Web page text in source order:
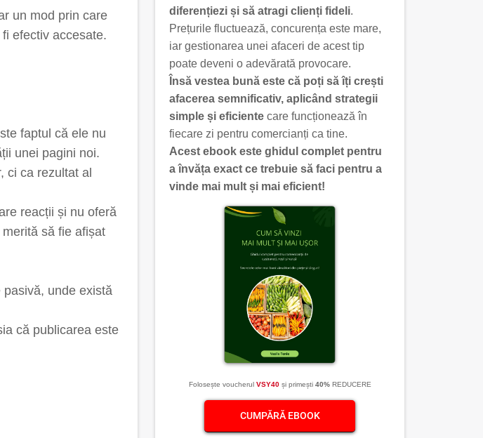
un mod prin care
efectiv accesate.
faptul că ele nu
unei pagini noi.
ci ca rezultat al
reacții și nu oferă
să fie afișat
unde există
că publicarea este
diferențiezi și să atragi clienți fideli.
Prețurile fluctuează, concurența este mare,
iar gestionarea unei afaceri de acest tip
poate deveni o adevărată provocare.
Însă vestea bună este că poți să îți crești
afacerea semnificativ, aplicând strategii
simple și eficiente care funcționează în
fiecare zi pentru comercianți ca tine.
Acest ebook este ghidul complet pentru
a învăța exact ce trebuie să faci pentru a
vinde mai mult și mai eficient!
Folosește voucherul VSY40 și primești 40%REDUCERE
CUMPĂRĂ EBOOK